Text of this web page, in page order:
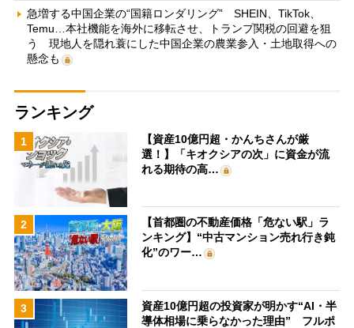
急増する中国企業の“国籍ロンダリング” SHEIN、TikTok、
Temu…本社機能を海外に移転させ、トランプ関税の回避を狙
う 現地人を隠れ蓑にした中国企業の農業参入・土地取得への
懸念も
ランキング
1
【資産10億円超・かんちさんが厳
選！】「キオクシアの次」に資金が流
れる期待の高…
2
【首都圏の不動産価格「危ない駅」ラ
ンキング】“中古マンション売れ行き鈍
化”のワー…
3
資産10億円超の投資家が明かす“AI・半
導体相場に乗らなかった理由” フルポ